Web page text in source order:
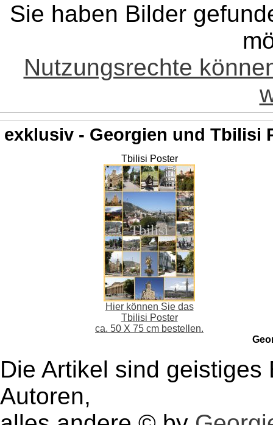
Sie haben Bilder
Nutzungsrechte
exklusiv - Georgien und Tbilisi
Tbilisi Poster
Hier können Sie das
Tbilisi Poster
ca. 50 X 75 cm bestellen.
Die Artikel sind
Autoren,